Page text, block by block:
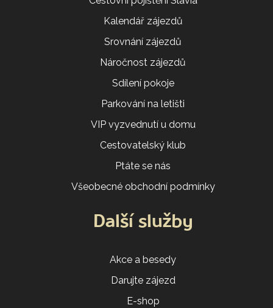
Kalendář zájezdů
Srovnání zájezdů
Náročnost zájezdů
Sdílení pokoje
Parkování na letišti
VIP vyzvednutí u domu
Cestovatelský klub
Ptáte se nás
Všeobecné obchodní podmínky
Další služby
Akce a besedy
Darujte zájezd
E-shop